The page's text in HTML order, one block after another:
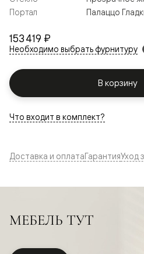
153 419 ₽
Необходимо выбрать фурнитуру
В корзину
Портал
Палаццо
Что входит в комплект?
Доставка и оплатаГарантияУход
МЕБЕЛЬ ТУТ